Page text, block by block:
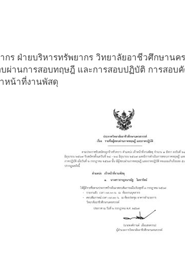
กร ฝ่ายบริหารทรัพยากร วิทยาลัยอาชีวศึกษานค
บผ่านการสอบทฤษฎี และการสอบปฏิบัติ การสอบ
หน้าที่งานพัสดุ